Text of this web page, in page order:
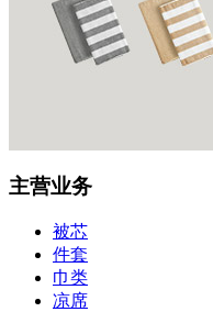
主营业务
被芯
件套
巾类
凉席